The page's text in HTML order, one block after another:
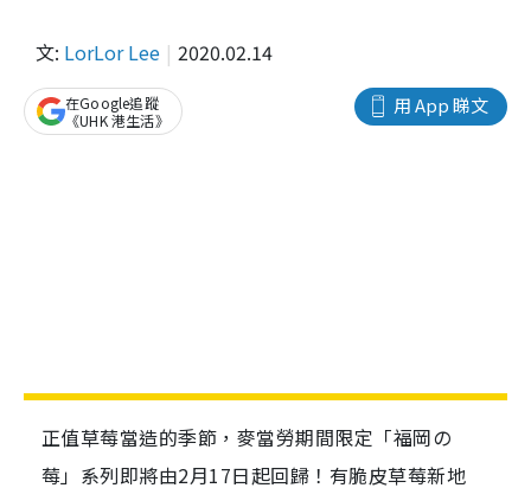
文: LorLor Lee 2020.02.14
用 App 睇文
在Google追蹤
《UHK 港生活》
正值草莓當造的季節，麥當勞期間限定「福岡の
莓」系列即將由2月17日起回歸！有脆皮草莓新地